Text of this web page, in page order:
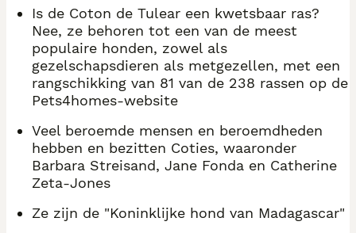
Is de Coton de Tulear een kwetsbaar ras?
Nee, ze behoren tot een van de meest
populaire honden, zowel als
gezelschapsdieren als metgezellen, met een
rangschikking van 81 van de 238 rassen op de
Pets4homes-website
Veel beroemde mensen en beroemdheden
hebben en bezitten Coties, waaronder
Barbara Streisand, Jane Fonda en Catherine
Zeta-Jones
Ze zijn de "Koninklijke hond van Madagascar"